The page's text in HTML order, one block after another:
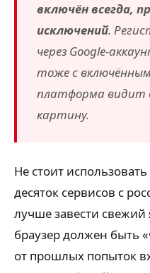
включён всегда,
исключений.
через Google-
тоже с
платформа видит
картину.
Не стоит
десяток сервисов с
лучше завести
браузер должен быть
от прошлых попыток